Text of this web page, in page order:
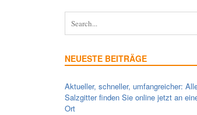
NEUESTE BEITRÄGE
Aktueller, schneller, umfangreicher:
Salzgitter finden Sie online jetzt an
Ort